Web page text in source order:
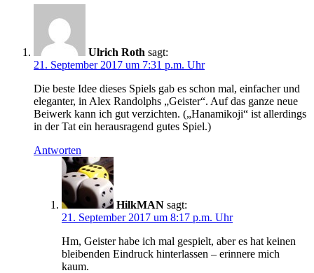
Ulrich Roth sagt:
21. September 2017 um 7:31 p.m. Uhr
Die beste Idee dieses Spiels gab es schon mal, einfacher und
eleganter, in Alex Randolphs „Geister“. Auf das ganze neue
Beiwerk kann ich gut verzichten. („Hanamikoji“ ist allerdings
in der Tat ein herausragend gutes Spiel.)
Antworten
HilkMAN sagt:
21. September 2017 um 8:17 p.m. Uhr
Hm, Geister habe ich mal gespielt, aber es hat keinen
bleibenden Eindruck hinterlassen – erinnere mich
kaum.